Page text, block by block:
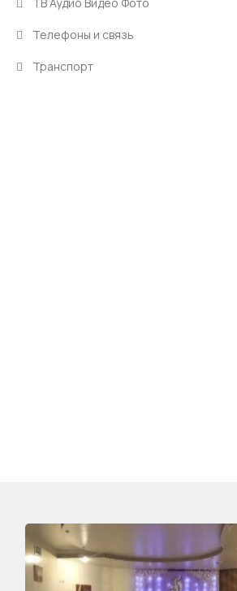
Телефоны и связь
Транспорт